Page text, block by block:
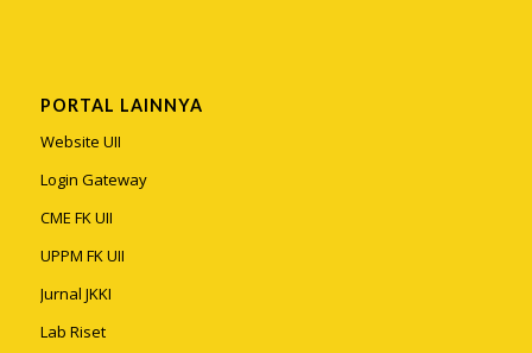
PORTAL LAINNYA
Website UII
Login Gateway
CME FK UII
UPPM FK UII
Jurnal JKKI
Lab Riset